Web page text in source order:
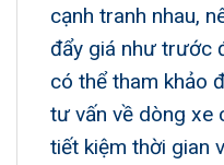
cạnh tranh nhau,
đẩy giá như trước
có thể tham khảo
tư vấn về dòng xe
tiết kiệm thời gian